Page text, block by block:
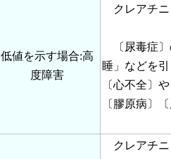
低値を示す場合:高
度障害
クレアチニ
〔尿毒症〕
睡」などを
〔心不全〕
〔膠原病〕
クレアチニ